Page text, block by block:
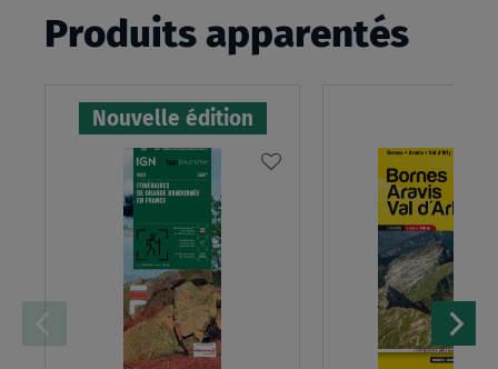
Produits apparentés
Nouvelle édition